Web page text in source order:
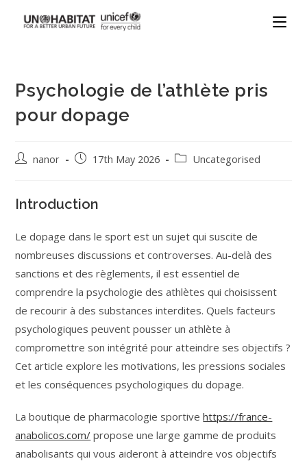
Psychologie de l’athlète pris
pour dopage
nanor 17th May 2026 Uncategorised
Introduction
Le dopage dans le sport est un sujet qui suscite de
nombreuses discussions et controverses. Au-delà des
sanctions et des règlements, il est essentiel de
comprendre la psychologie des athlètes qui choisissent
de recourir à des substances interdites. Quels facteurs
psychologiques peuvent pousser un athlète à
compromettre son intégrité pour atteindre ses objectifs ?
Cet article explore les motivations, les pressions sociales
et les conséquences psychologiques du dopage.
La boutique de pharmacologie sportivehttps://france-
anabolicos.com/ propose une large gamme de produits
anabolisants qui vous aideront à atteindre vos objectifs